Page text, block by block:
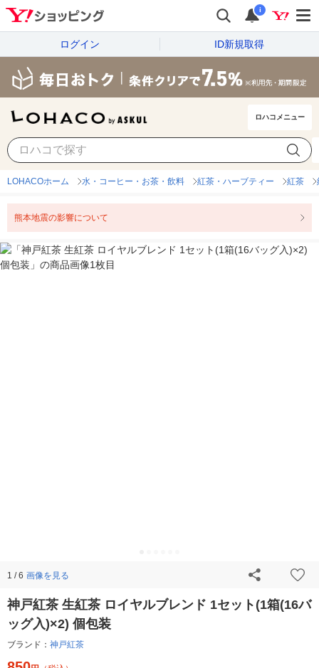
i
ログイン ID新規取得
ロハコメニュー
LOHACOホーム 水・コーヒー・お茶・飲料 紅茶・ハーブティー 紅茶
熊本地震の影響について
1 / 6 画像を見る
神戸紅茶 生紅茶 ロイヤルブレンド 1セット(1箱(16バ
ッグ入)×2) 個包装
ブランド： 神戸紅茶